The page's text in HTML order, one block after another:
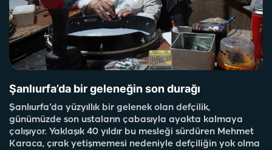
Şanlıurfa’da bir geleneğin son durağı
Şanlıurfa’da yüzyıllık bir gelenek olan defçilik,
günümüzde son ustaların çabasıyla ayakta kalmaya
çalışıyor. Yaklaşık 40 yıldır bu mesleği sürdüren Mehmet
Karaca, çırak yetişmemesi nedeniyle defçiliğin yok olma